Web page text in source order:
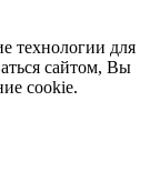
технологии для
сайтом, Вы
cookie.